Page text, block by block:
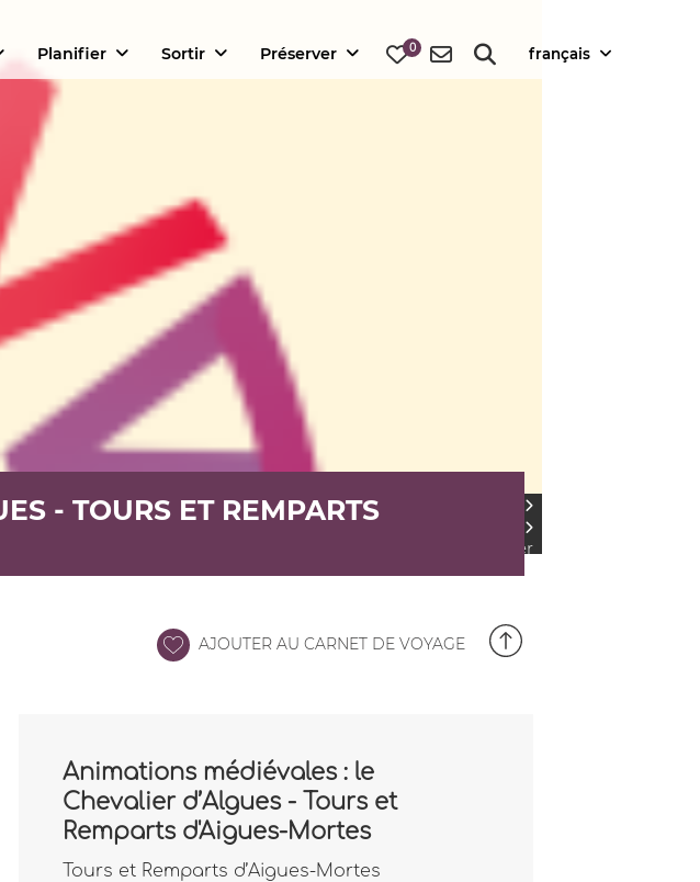
- TOURS ET REMPARTS
Consulter
agendas
AJOUTER AU CARNET DE VOYAGE
Animations médiévales : le
Chevalier d’Algues - Tours et
Remparts d'Aigues-Mortes
Tours et Remparts d’Aigues-Mortes
Planifier Sortir Préserver 0 français